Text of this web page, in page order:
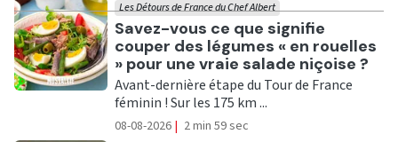
Ecouter
Savez-vous ce que signifie
couper des légumes « en rouelles
» pour une vraie salade niçoise ?
Les Détours de France du Chef Albert
Avant-dernière étape du Tour de France
féminin ! Sur les 175 km ...
08-08-2026 | 2 min 59 sec